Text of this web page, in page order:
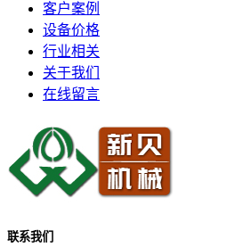
客户案例
设备价格
行业相关
关于我们
在线留言
联系我们